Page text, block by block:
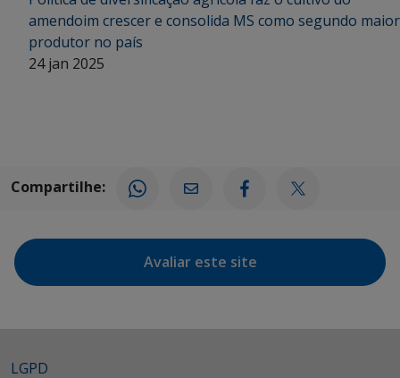
amendoim crescer e consolida MS como segundo maior
produtor no país
24 jan 2025
Compartilhe:
Avaliar este site
LGPD